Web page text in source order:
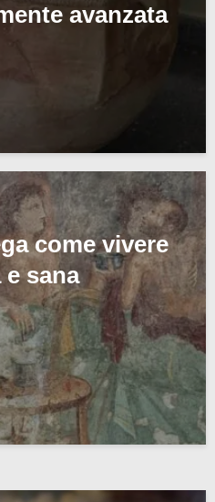
avanzata
come vivere
sana